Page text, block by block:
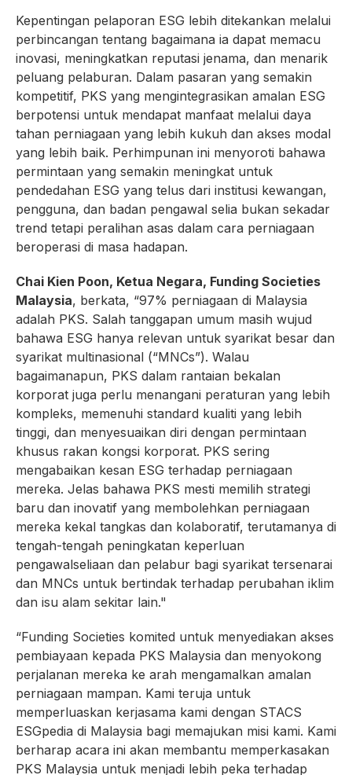
Kepentingan pelaporan ESG lebih ditekankan melalui
perbincangan tentang bagaimana ia dapat memacu
inovasi, meningkatkan reputasi jenama, dan menarik
peluang pelaburan. Dalam pasaran yang semakin
kompetitif, PKS yang mengintegrasikan amalan ESG
berpotensi untuk mendapat manfaat melalui daya
tahan perniagaan yang lebih kukuh dan akses modal
yang lebih baik. Perhimpunan ini menyoroti bahawa
permintaan yang semakin meningkat untuk
pendedahan ESG yang telus dari institusi kewangan,
pengguna, dan badan pengawal selia bukan sekadar
trend tetapi peralihan asas dalam cara perniagaan
beroperasi di masa hadapan.
Chai Kien Poon, Ketua Negara, Funding Societies
Malaysia, berkata, “97% perniagaan di Malaysia
adalah PKS. Salah tanggapan umum masih wujud
bahawa ESG hanya relevan untuk syarikat besar dan
syarikat multinasional (“MNCs”). Walau
bagaimanapun, PKS dalam rantaian bekalan
korporat juga perlu menangani peraturan yang lebih
kompleks, memenuhi standard kualiti yang lebih
tinggi, dan menyesuaikan diri dengan permintaan
khusus rakan kongsi korporat. PKS sering
mengabaikan kesan ESG terhadap perniagaan
mereka. Jelas bahawa PKS mesti memilih strategi
baru dan inovatif yang membolehkan perniagaan
mereka kekal tangkas dan kolaboratif, terutamanya di
tengah-tengah peningkatan keperluan
pengawalseliaan dan pelabur bagi syarikat tersenarai
dan MNCs untuk bertindak terhadap perubahan iklim
dan isu alam sekitar lain."
“Funding Societies komited untuk menyediakan akses
pembiayaan kepada PKS Malaysia dan menyokong
perjalanan mereka ke arah mengamalkan amalan
perniagaan mampan. Kami teruja untuk
memperluaskan kerjasama kami dengan STACS
ESGpedia di Malaysia bagi memajukan misi kami. Kami
berharap acara ini akan membantu memperkasakan
PKS Malaysia untuk menjadi lebih peka terhadap